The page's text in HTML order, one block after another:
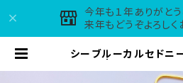
今年も１年ありがとう
来年もどうぞよろし
シーブルーカルセドニ
es